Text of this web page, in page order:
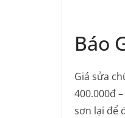
Báo
Giá sửa
400.000đ
sơn lại để